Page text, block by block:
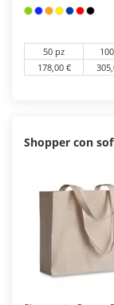
50 pz
178,00 €
Shopper con